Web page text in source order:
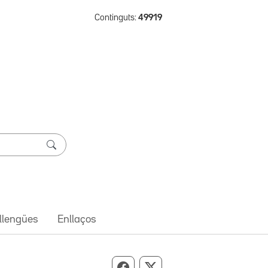
Continguts: 49919
Enllaços